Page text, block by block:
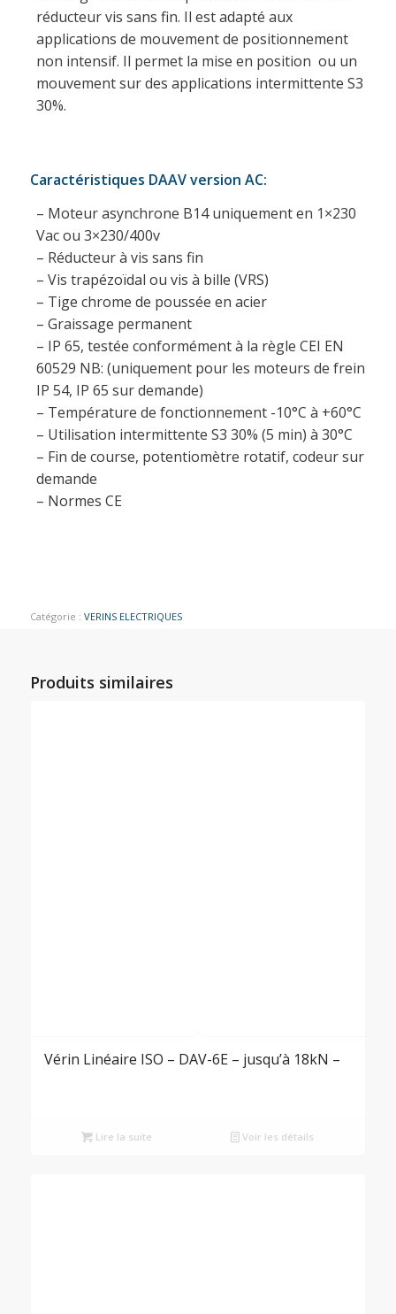
réducteur vis sans fin. Il est adapté aux
applications de mouvement de positionnement
non intensif. Il permet la mise en position ou un
mouvement sur des applications intermittente S3
30%.
Caractéristiques DAAV version AC:
– Moteur asynchrone B14 uniquement en 1×230
Vac ou 3×230/400v
– Réducteur à vis sans fin
– Vis trapézoïdal ou vis à bille (VRS)
– Tige chrome de poussée en acier
– Graissage permanent
– IP 65, testée conformément à la règle CEI EN
60529 NB: (uniquement pour les moteurs de frein
IP 54, IP 65 sur demande)
– Température de fonctionnement -10°C à +60°C
– Utilisation intermittente S3 30% (5 min) à 30°C
– Fin de course, potentiomètre rotatif, codeur sur
demande
– Normes CE
Catégorie : VERINS ELECTRIQUES
Produits similaires
Vérin Linéaire ISO – DAV-6E – jusqu’à 18kN –
Lire la suite Voir les détails